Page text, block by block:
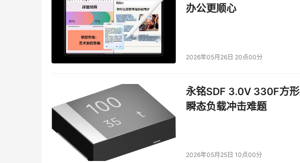
办公更顺心
2026年05月26日 20点00分
永铭SDF 3.0V 330F方
瞬态负载冲击难题
2026年05月25日 10点00分